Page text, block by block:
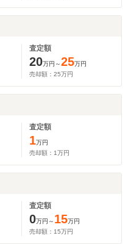
査定額
20万円～25万円
売却額： 25万円
査定額
1万円
売却額： 1万円
査定額
0万円～ 15万円
売却額： 15万円